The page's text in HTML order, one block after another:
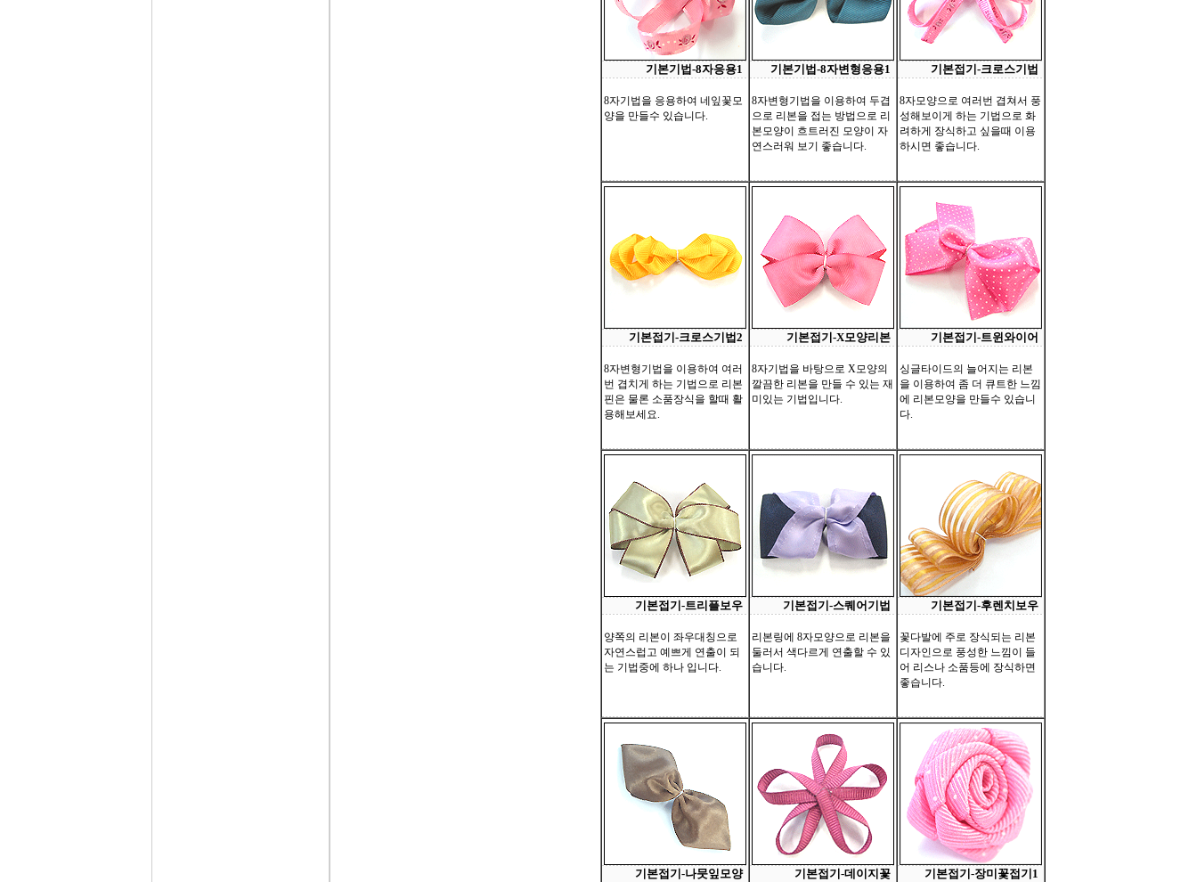
기본기법-8자응용1
8자기법을 응용하여 네잎꽃모
양을 만들수 있습니다.
기본기법-8자변형응용1
8자변형기법을 이용하여 두겹
으로 리본을 접는 방법으로 리
본모양이 흐트러진 모양이 자
연스러워 보기 좋습니다.
기본접기-크로스기법
8자모양으로 여러번 겹쳐서 풍
성해보이게 하는 기법으로 화
려하게 장식하고 싶을때 이용
하시면 좋습니다.
기본접기-크로스기법2
8자변형기법을 이용하여 여러
번 겹치게 하는 기법으로 리본
핀은 물론 소품장식을 할때 활
용해보세요.
기본접기-X모양리본
8자기법을 바탕으로 X모양의
깔끔한 리본을 만들 수 있는 재
미있는 기법입니다.
기본접기-트윈와이어
싱글타이드의 늘어지는 리본
을 이용하여 좀 더 큐트한 느낌
에 리본모양을 만들수 있습니
다.
기본접기-트리플보우
양쪽의 리본이 좌우대칭으로
자연스럽고 예쁘게 연출이 되
는 기법중에 하나 입니다.
기본접기-스퀘어기법
리본링에 8자모양으로 리본을
둘러서 색다르게 연출할 수 있
습니다.
기본접기-후렌치보우
꽃다발에 주로 장식되는 리본
디자인으로 풍성한 느낌이 들
어 리스나 소품등에 장식하면
좋습니다.
기본접기-나뭇잎모양 기본접기-데이지꽃 기본접기-장미꽃접기1